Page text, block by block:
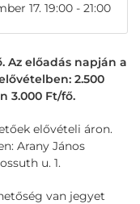
17. 19:00 - 21:00
Az előadás napján a
2.500
3.000 Ft/fő.
elővételi áron.
Arany János
u. 1.
van jegyet